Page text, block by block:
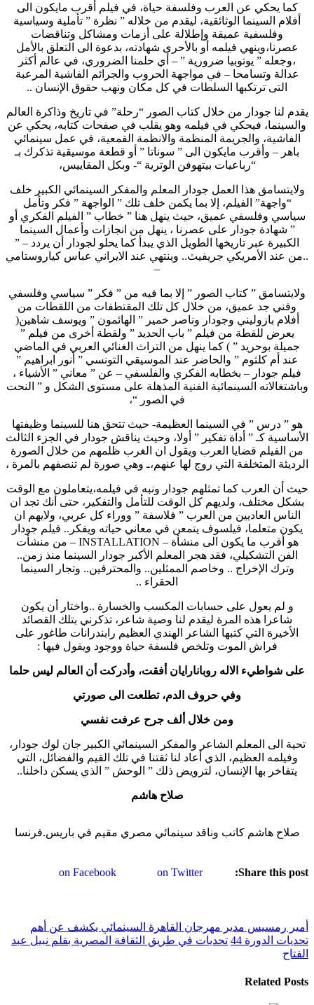
كما يحكي عن العرب وفلسفة حياة، في فيلم أقرب مايكون الى
أفلام السينما الوثائقية، ليقدم من خلاله ” نظرة ” تأملية وسياسية
وفلسفية عميقة وإطلالة على أزمات ومشاكل وتناقضات
عصرنا،وينهي فيلمه أو بالأحرى شهادته، بدعوة الى التعلق بالأمل
،وجعله ” يوتوبيا ضرورية ” – أي حلمنا الضروري، في عالم أكثر
عدالة وتسامحا – في مواجهة الحروب والجرائم الفاشية المرعبة
التى ترتكبها السلطات في كل مكان ونهب حقوق الإنسان ..
يقدم لنا جودار من خلال كتاب الصور “رحلة” في تاريخ وذاكرة العالم
والسينما، فيحكي في فيلمه وهو يقلب في صفحات كتابه، يحكي عن
الفاشية، والجريمة المنظمة والانظمة القمعية، في عمل سينمائي
باهر – وأقرب مايكون الى ” سوناتا ” أو قطعة موسيقية تذكرك بـ
“رباعيات بيتهوفن الوترية “- وبكل المقاييس،
ولايتسامق هذا العمل جودار المعلم والمفكر السينمائي الكبير خلف
“واجهة” الفيلم، إلا بما يكمن خلف تلك ” الواجهة ” فكر وتأمل
سياسي وفلسفي عميق، حيث ينهل هنا ” خطاب ” الفيلم الفكري أو
” شهادة جودار على عصرنا ، ينهل من انجازات وأعمال السينما
الكبيرة عبر تاريخها الطويل الذي يبدأ كما يحلو لجودار أن يردد – ”
..من عند الأمريكي جريفيث.. وينتهي عند الايراني عباس كياروستامي
–
ولايتسامق ” كتاب الصور ” إلا بما فيه من ” فكر ” سياسي وفلسفي
وفني جد عميق، من خلال كل تلك المقتطفات من اللقطات من
أفلام بازوليني وجودار وناصر خمير ” الهائمون ” ويوسف شاهين(
يعرض للقطة من فيلم ” باب الحديد ” ولقطة أخرى من فيلم ”
جميلة بوحريد ” ) كما ينهل من التراث الغنائي العربي في الماضي
عند أم كلثوم ” والحاضر عند الموسيقي التونسي ” أنور ابراهيم ”
فيلم جودار – بخطابه الفكري والفلسفي – عن ” معاني ” الأشياء ،
وباشتغالاته السينمائية الفنية المذهلة على مستوى الشكل و ” النحت
في الصور “،
هو ” درس ” في السينما العظيمة- حيث تتحق هنا للسينما وظيفتها
الأساسية كـ ” أداة تفكير ” أولا، وحيث يناقش جودار في الجزء الثالث
من الفيلم قضايا العرب ويقول ان الغرب ظلمهم من خلال الصورة
الرديئة المتخلفة التي روج لها عنهم،ـ وهي صورة لم تنصفهم بالمرة ،
حيث أن العرب كما تمثلهم جودار ونبه في فيلمه،يتعاملون مع الوقت
بشكل مختلف، ولديهم كل الوقت للتأمل والتفكير، حتى أنك تجد ان
الناس العاديين من العرب ” فلاسفة ” ووراء كل عربي، ولايهم ان
يكون متعلما، فيلسوف يتمعن في معاني حياته ويفكر.. فيلم جودار
هو أقرب ما يكون الى منشأة – INSTALLATION – من منشأت
الفن التشكيلي، فقد هجر المعلم الأكبر جودار السينما منذ زمن..
وترك الإخراج .. وخاصم الممثلين.. والمحترفين.. وتجار السينما
الحقراء ..
و لم يعول على حسابات المكسب والخسارة ..واختار أن يكون
شاعرا هذه المرة ليقدم لنا وصية شاعر، تذكرني بتلك القصائد
الأخيرة التي كتبها الشاعر الهندي العظيم رابندرانات طاغور على
فراش الموت وتلخص فلسفة حياة ووجود ويقول فيها :
على شواطيء الاله روبانارايان أفقت، وأدركت أن العالم ليس حلما
وفي حروف الدم، تطلعت الى صورتي
ومن خلال ألف جرح عرفت نفسي
تحية الى المعلم الشاعر والمفكر السينمائي الكبير جان لوك جودار،
وفيلمه العظيم، الذي أعاد لنا ثقتنا في تلك القيم والفضائل، التي
يتفاخر بها الإنسان، لترويض ذلك ” الوحش ” الذي يسكن داخلنا..
صلاح هاشم
صلاح هاشم كاتب وناقد سينمائي مصري مقيم في باريس.فرنسا
Share this post:
on Twitter
on Facebook
أمير رمسيس مدير مهرجان القاهرة السينمائي يكشف عن أهم
تحديات الدورة 44
تحديات في طريق الثقافة المصرية بقلم نبيل عبد
الفتاح
Related Posts